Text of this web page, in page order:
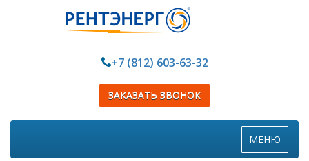
+7 (812) 603-63-32
ЗАКАЗАТЬ ЗВОНОК
Toggle
navigation
МЕНЮ